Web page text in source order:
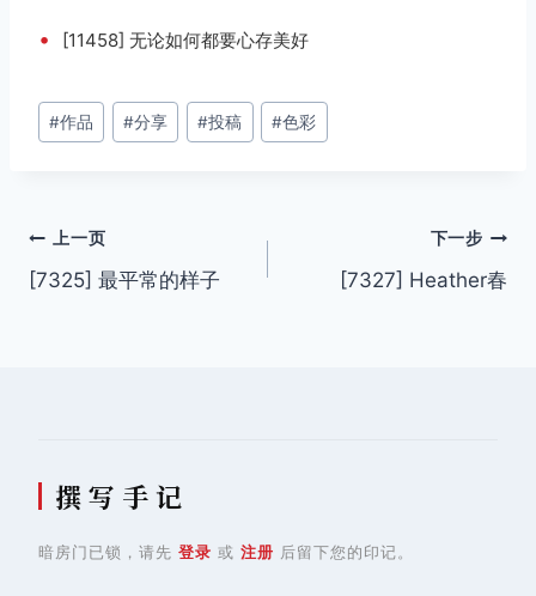
• [11458] 无论如何都要心存美好
文
章
#作品 #分享 #投稿 #色彩
文
章
上一页
[7325] 最平常的样子
下一步
[7327] Heather春
撰 写 手 记
暗房门已锁，请先 登录 或 注册 后留下您的印记。